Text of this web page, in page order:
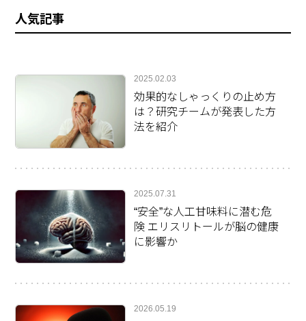
人気記事
2025.02.03
効果的なしゃっくりの止め方
は？研究チームが発表した方
法を紹介
2025.07.31
“安全”な人工甘味料に潜む危
険 エリスリトールが脳の健康
に影響か
2026.05.19